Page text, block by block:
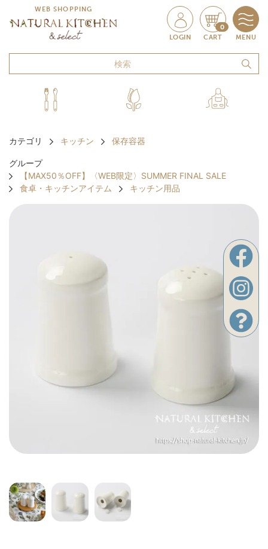
WEB SHOPPING
LOGIN
0
CART MENU
カテゴリ キッチン 保存容器
グループ
【MAX50％OFF】〈WEB限定〉SUMMER FINAL SALE
食卓・キッチンアイテム
キッチン用品